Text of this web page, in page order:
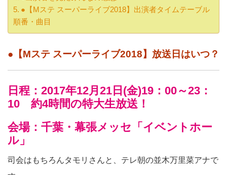
●【Mステ スーパーライブ2018】出演者タイムテーブル
順番・曲目
●【Mステ スーパーライブ2018】放送日はいつ？
日程：2017年12月21日(金)19：00～23：
10 約4時間の特大生放送！
会場：千葉・幕張メッセ「イベントホー
ル」
司会はもちろんタモリさんと、テレ朝の並木万里菜アナで